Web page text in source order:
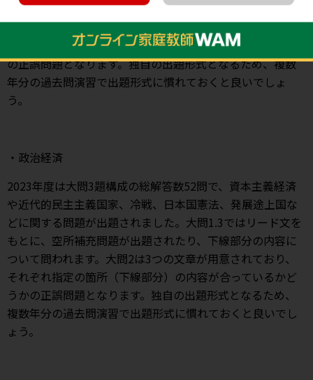
に、空所補充問題が出題されたり、下線部分の内容につい
て問われます。大問2は3つの文章が用意されており、それ
ぞれ指定の箇所（下線部分）の内容が合っているかどうか
の正誤問題となります。独自の出題形式となるため、複数
年分の過去問演習で出題形式に慣れておくと良いでしょ
う。
・政治経済
2023年度は大問3題構成の総解答数52問で、資本主義経済
や近代的民主主義国家、冷戦、日本国憲法、発展途上国な
どに関する問題が出題されました。大問1.3ではリード文を
もとに、空所補充問題が出題されたり、下線部分の内容に
ついて問われます。大問2は3つの文章が用意されており、
それぞれ指定の箇所（下線部分）の内容が合っているかど
うかの正誤問題となります。独自の出題形式となるため、
複数年分の過去問演習で出題形式に慣れておくと良いでし
ょう。